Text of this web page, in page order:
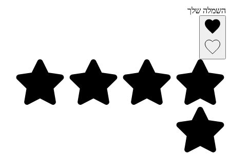
השמלה שלך
הסרה מרשימת מועדפים
שמירה ברשימת מועדפים